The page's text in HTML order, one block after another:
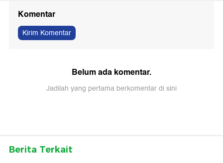
Komentar
Kirim Komentar
Belum ada komentar.
Jadilah yang pertama berkomentar di sini
Berita Terkait